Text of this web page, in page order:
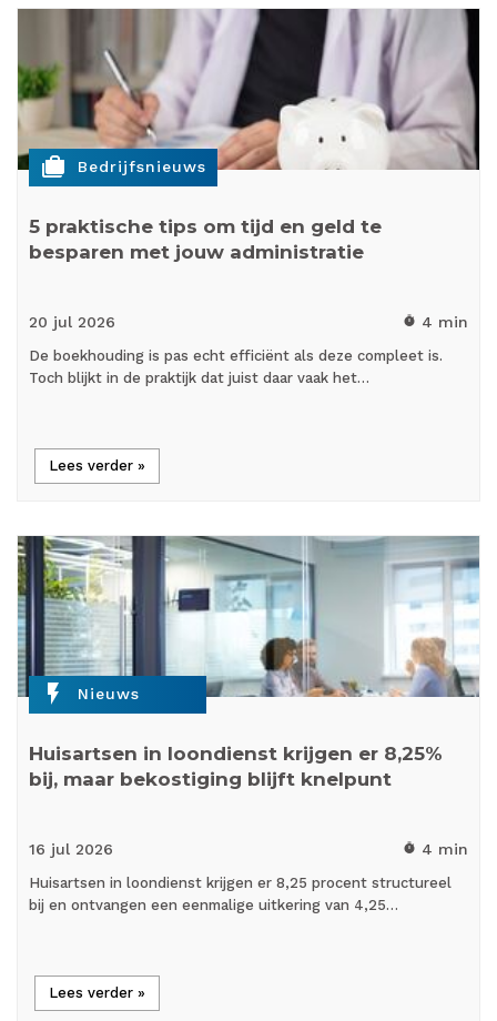
cases Bedrijfsnieuws
5 praktische tips om tijd en geld te
besparen met jouw administratie
20 jul 2026 timer 4 min
De boekhouding is pas echt efficiënt als deze compleet is.
Toch blijkt in de praktijk dat juist daar vaak het…
Lees verder »
flash_on Nieuws
Huisartsen in loondienst krijgen er 8,25%
bij, maar bekostiging blijft knelpunt
16 jul 2026 timer 4 min
Huisartsen in loondienst krijgen er 8,25 procent structureel
bij en ontvangen een eenmalige uitkering van 4,25…
Lees verder »